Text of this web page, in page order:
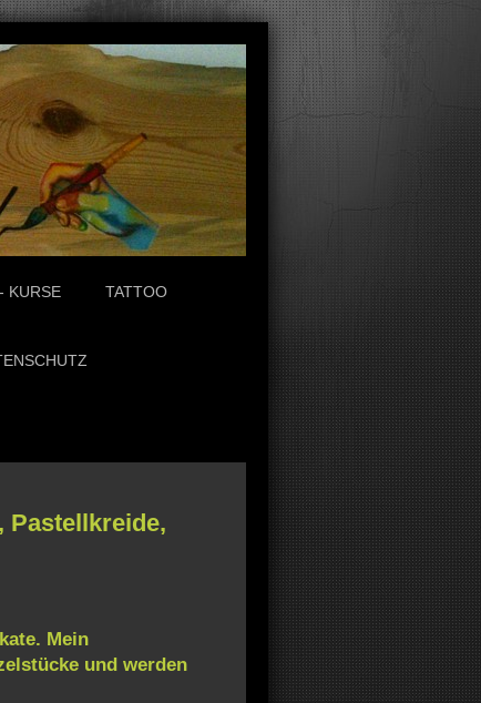
KURSE TATTOO
Pastellkreide,
Mein
und werden